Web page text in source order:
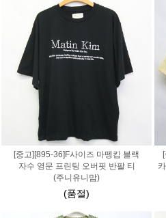
[중고][895-36]F사이즈 마뗑킴 블랙
자수 영문 프린팅 오버핏 반팔 티
(주니유니맘)
(품절)